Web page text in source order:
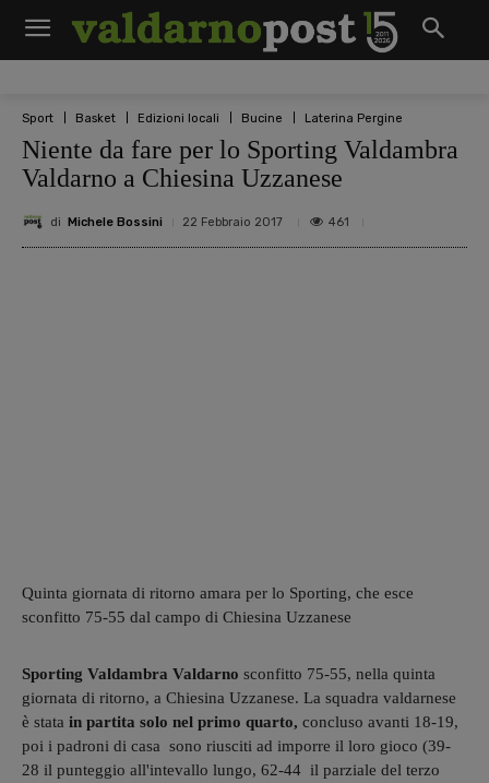
Sport Basket Edizioni locali Bucine Laterina Pergine
Niente da fare per lo Sporting Valdambra
Valdarno a Chiesina Uzzanese
di Michele Bossini 22 Febbraio 2017 461
Quinta giornata di ritorno amara per lo Sporting, che esce
sconfitto 75-55 dal campo di Chiesina Uzzanese
Sporting Valdambra Valdarno sconfitto 75-55, nella quinta
giornata di ritorno, a Chiesina Uzzanese. La squadra valdarnese
è stata in partita solo nel primo quarto, concluso avanti 18-19,
poi i padroni di casa sono riusciti ad imporre il loro gioco (39-
28 il punteggio all'intevallo lungo, 62-44 il parziale del terzo